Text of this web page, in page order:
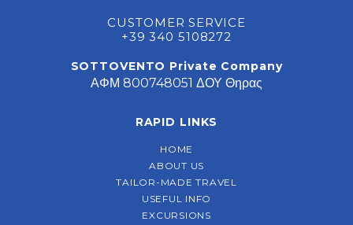
CUSTOMER SERVICE
+39 340 5108272
SOTTOVENTO Private Company
ΑΦΜ 800748051 ΔΟΥ Θηρας
RAPID LINKS
HOME
ABOUT US
TAILOR-MADE TRAVEL
USEFUL INFO
EXCURSIONS